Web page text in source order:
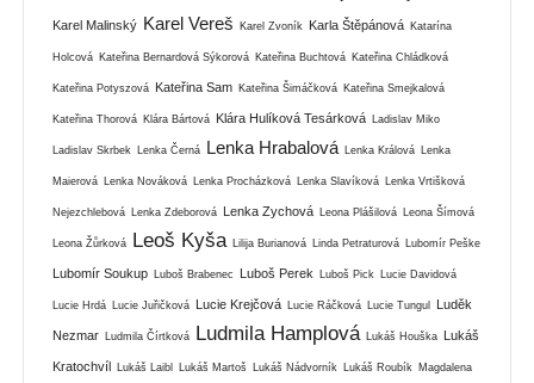
Karel Malinský Karel Vereš Karel Zvoník Karla Štěpánová Katarína
Holcová Kateřina Bernardová Sýkorová Kateřina Buchtová Kateřina Chládková
Kateřina Potyszová Kateřina Sam Kateřina Šimáčková Kateřina Smejkalová
Kateřina Thorová Klára Bártová Klára Hulíková Tesárková Ladislav Miko
Ladislav Skrbek Lenka Černá Lenka Hrabalová Lenka Králová Lenka
Maierová Lenka Nováková Lenka Procházková Lenka Slavíková Lenka Vrtišková
Nejezchlebová Lenka Zdeborová Lenka Zychová Leona Plášilová Leona Šímová
Leona Žůrková Leoš Kyša Lilija Burianová Linda Petraturová Lubomír Peške
Lubomír Soukup Luboš Brabenec Luboš Perek Luboš Pick Lucie Davidová
Lucie Hrdá Lucie Juřičková Lucie Krejčová Lucie Ráčková Lucie Tungul Luděk
Nezmar Ludmila Čírtková Ludmila Hamplová Lukáš Houška Lukáš
Kratochvíl Lukáš Laibl Lukáš Martoš Lukáš Nádvorník Lukáš Roubík Magdalena